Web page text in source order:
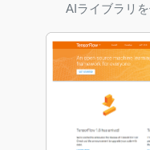
AIライブラリ